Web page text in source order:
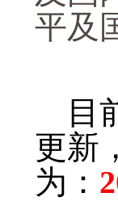
平及
目
更新
为：